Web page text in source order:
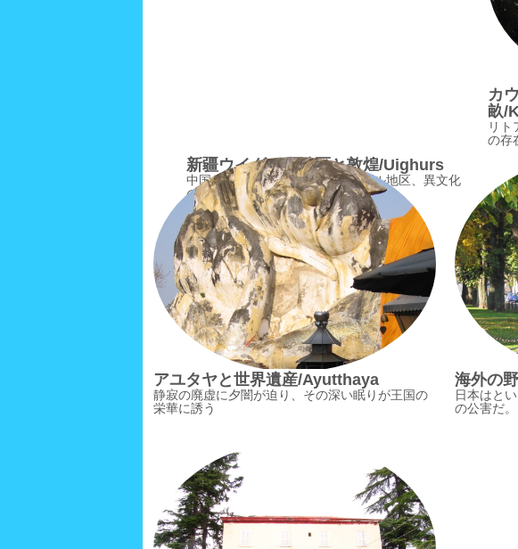
新疆ウイグル自治区と敦煌/Uighurs
中国の中にあるイスラム圏ウイグル地区、異文化
の混在する中国は驚くほど広い。
カ
畝/
リト
の存
アユタヤと世界遺産/Ayutthaya
静寂の廃虚に夕闇が迫り、その深い眠りが王国の
栄華に誘う
海外の
日本はと
の公害だ。